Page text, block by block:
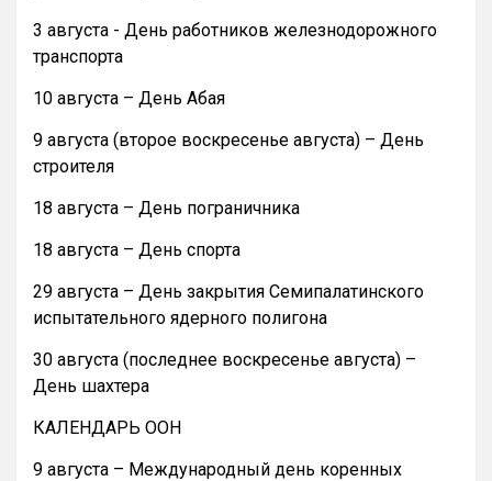
3 августа - День работников железнодорожного
транспорта
10 августа – День Абая
9 августа (второе воскресенье августа) – День
строителя
18 августа – День пограничника
18 августа – День спорта
29 августа – День закрытия Семипалатинского
испытательного ядерного полигона
30 августа (последнее воскресенье августа) –
День шахтера
КАЛЕНДАРЬ ООН
9 августа – Международный день коренных